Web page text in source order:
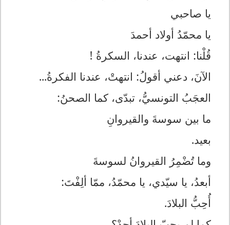
يا صاحبي
يا محمّدُ أولاد أحمدَ
قُلْنا: انتهت، عندنا، السكرةُ !
الآنَ، دعني أقولُ: انتهتْ، عندنا الفكرةُ...
العجَبُ التونسيُّ، تبدّى، كما الصحنُ:
ما بين سوسةَ والقيروانِ
بعيد.
وما تُضْمِرُ القيروانُ لسوسةَ
أبعدُ، يا سيّدي، يا محمّدُ، ممّا ألِفْتَ:
أُحِبُّ البلادَ.